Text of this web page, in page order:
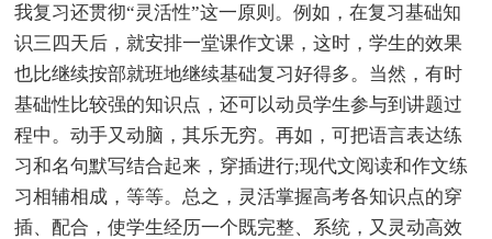
我复习还贯彻“灵活性”这一原则。例如，在复习基础知
识三四天后，就安排一堂课作文课，这时，学生的效果
也比继续按部就班地继续基础复习好得多。当然，有时
基础性比较强的知识点，还可以动员学生参与到讲题过
程中。动手又动脑，其乐无穷。再如，可把语言表达练
习和名句默写结合起来，穿插进行;现代文阅读和作文练
习相辅相成，等等。总之，灵活掌握高考各知识点的穿
插、配合，使学生经历一个既完整、系统，又灵动高效